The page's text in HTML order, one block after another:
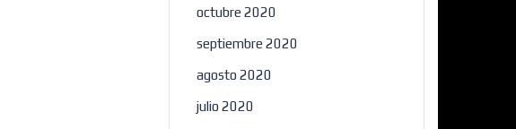
octubre 2020
septiembre 2020
agosto 2020
julio 2020